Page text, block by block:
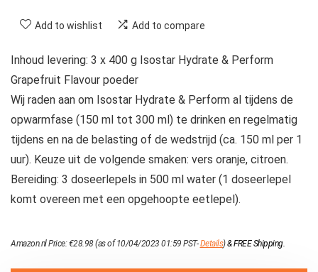
Add to wishlist Add to compare
Inhoud levering: 3 x 400 g Isostar Hydrate & Perform
Grapefruit Flavour poeder
Wij raden aan om Isostar Hydrate & Perform al tijdens de
opwarmfase (150 ml tot 300 ml) te drinken en regelmatig
tijdens en na de belasting of de wedstrijd (ca. 150 ml per 1
uur). Keuze uit de volgende smaken: vers oranje, citroen.
Bereiding: 3 doseerlepels in 500 ml water (1 doseerlepel
komt overeen met een opgehoopte eetlepel).
Amazon.nl Price:€28.98(as of 10/04/2023 01:59 PST-Details)&FREE Shipping.